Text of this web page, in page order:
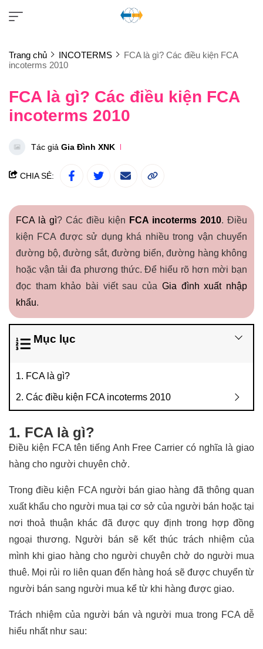
Trang chủ INCOTERMS
FCA là gì? Các điều kiện FCA
incoterms 2010
FCA là gì? Các điều kiện FCA
incoterms 2010
Tác giả Gia Đình XNK
CHIA SẺ:
FCA là gì? Các điều kiện FCA incoterms 2010. Điều
kiện FCA được sử dụng khá nhiều trong vận chuyển
đường bộ, đường sắt, đường biển, đường hàng không
hoặc vận tải đa phương thức. Để hiểu rõ hơn mời bạn
đọc tham khảo bài viết sau của Gia đình xuất nhập
khẩu.
Mục lục
1. FCA là gì?
2. Các điều kiện FCA incoterms 2010
1. FCA là gì?
Điều kiện FCA tên tiếng Anh Free Carrier có nghĩa là giao
hàng cho người chuyên chở.
Trong điều kiện FCA người bán giao hàng đã thông quan
xuất khẩu cho người mua tại cơ sở của người bán hoặc tại
nơi thoả thuận khác đã được quy định trong hợp đồng
ngoại thương. Người bán sẽ kết thúc trách nhiệm của
mình khi giao hàng cho người chuyên chở do người mua
thuê. Mọi rủi ro liên quan đến hàng hoá sẽ được chuyển từ
người bán sang người mua kể từ khi hàng được giao.
Trách nhiệm của người bán và người mua trong FCA dễ
hiểu nhất như sau: